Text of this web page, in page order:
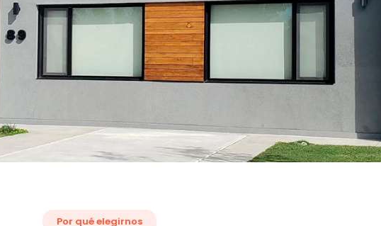
Por qué elegirnos